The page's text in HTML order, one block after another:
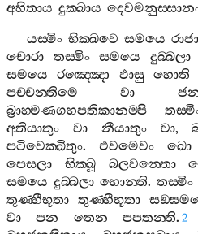
අහිතාය දුක‍්ඛාය
යස‍්මිං භික‍්ඛවෙ සමයෙ
චොරා
තස‍්මිං සමයෙ දුබ‍්බලා
සමයෙ
රඤ‍්ඤො ඵාසු හොති
පච‍්චන‍්තිමෙ
වා
බ්‍රාහ‍්මණගහපතිකානම‍්පි
අතියාතුං
වා නීයාතුං වා,
පටිවෙක‍්ඛිතුං. එවමෙවං ඛො
පෙසලා
භික‍්ඛූ බලවන‍්තො
සමයෙ දුබ‍්බලා හොන‍්ති. තස‍්මිං
තුණ‍්හීභූතා තුණ‍්හීභූතා
වා
පන තෙන පපතන‍්ති. 2